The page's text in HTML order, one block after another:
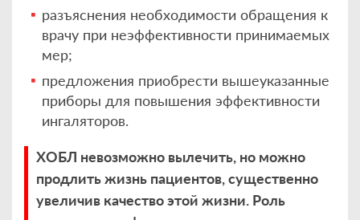
разъяснения необходимости обращения к
врачу при неэффективности принимаемых
мер;
предложения приобрести вышеуказанные
приборы для повышения эффективности
ингаляторов.
ХОБЛ невозможно вылечить, но можно
продлить жизнь пациентов, существенно
увеличив качество этой жизни. Роль